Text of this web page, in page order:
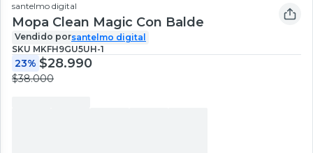
santelmo digital
Mopa Clean Magic Con Balde
Vendido porsantelmo digital
SKU MKFH9GU5UH-1
23% $28.990
$38.000